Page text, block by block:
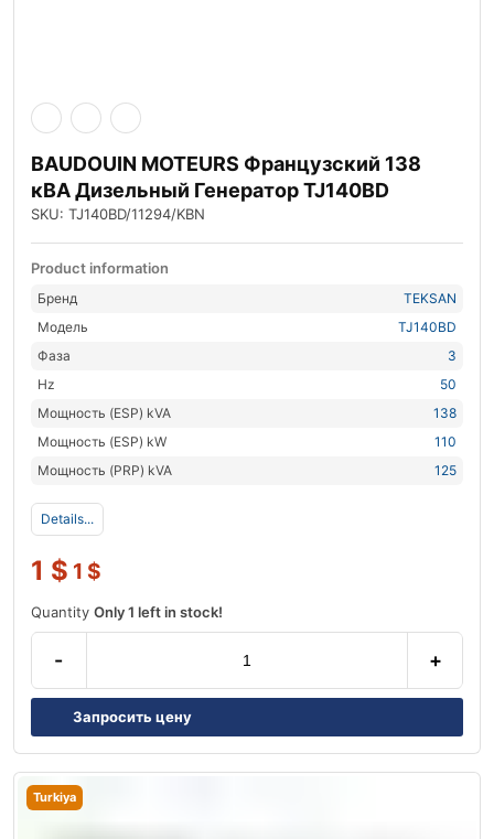
BAUDOUIN MOTEURS Французский 138
кВА Дизельный Генератор TJ140BD
SKU: TJ140BD/11294/KBN
Product information
Бренд
TEKSAN
Модель
TJ140BD
Фаза
3
Hz
50
Мощность (ESP) kVA
138
Мощность (ESP) kW
110
Мощность (PRP) kVA
125
Details...
1 $ 1 $
Quantity Only 1 left in stock!
- +
Запросить цену
Turkiya